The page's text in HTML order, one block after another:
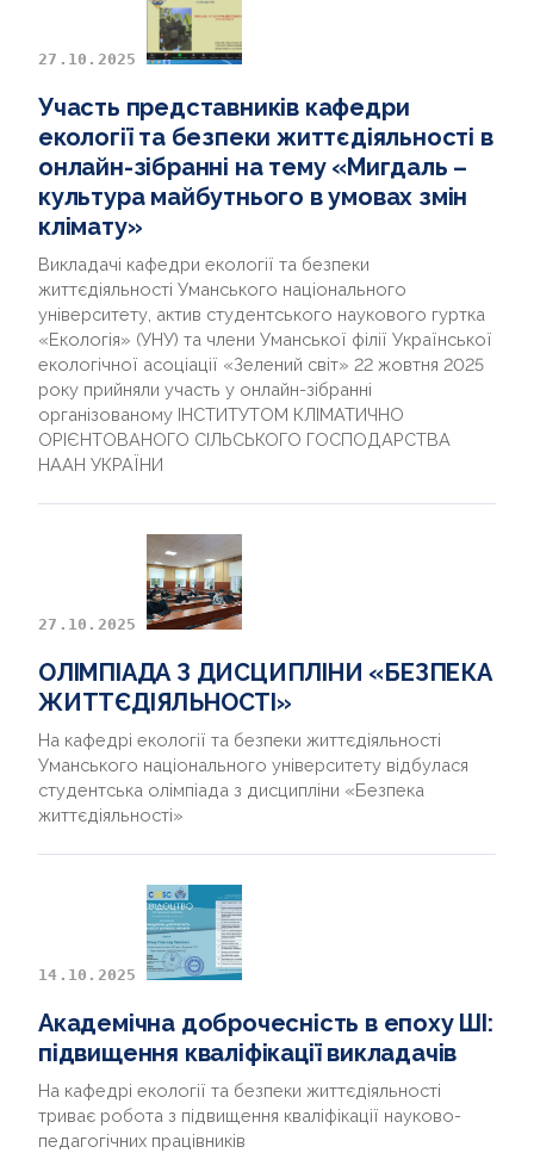
27.10.2025
Участь представників кафедри
екології та безпеки життєдіяльності в
онлайн-зібранні на тему «Мигдаль –
культура майбутнього в умовах змін
клімату»
Викладачі кафедри екології та безпеки
життєдіяльності Уманського національного
університету, актив студентського наукового гуртка
«Екологія» (УНУ) та члени Уманської філії Української
екологічної асоціації «Зелений світ» 22 жовтня 2025
року прийняли участь у онлайн-зібранні
організованому ІНСТИТУТОМ КЛІМАТИЧНО
ОРІЄНТОВАНОГО СІЛЬСЬКОГО ГОСПОДАРСТВА
НААН УКРАЇНИ
27.10.2025
ОЛІМПІАДА З ДИСЦИПЛІНИ «БЕЗПЕКА
ЖИТТЄДІЯЛЬНОСТІ»
На кафедрі екології та безпеки життєдіяльності
Уманського національного університету відбулася
студентська олімпіада з дисципліни «Безпека
життєдіяльності»
14.10.2025
Академічна доброчесність в епоху ШІ:
підвищення кваліфікації викладачів
На кафедрі екології та безпеки життєдіяльності
триває робота з підвищення кваліфікації науково-
педагогічних працівників